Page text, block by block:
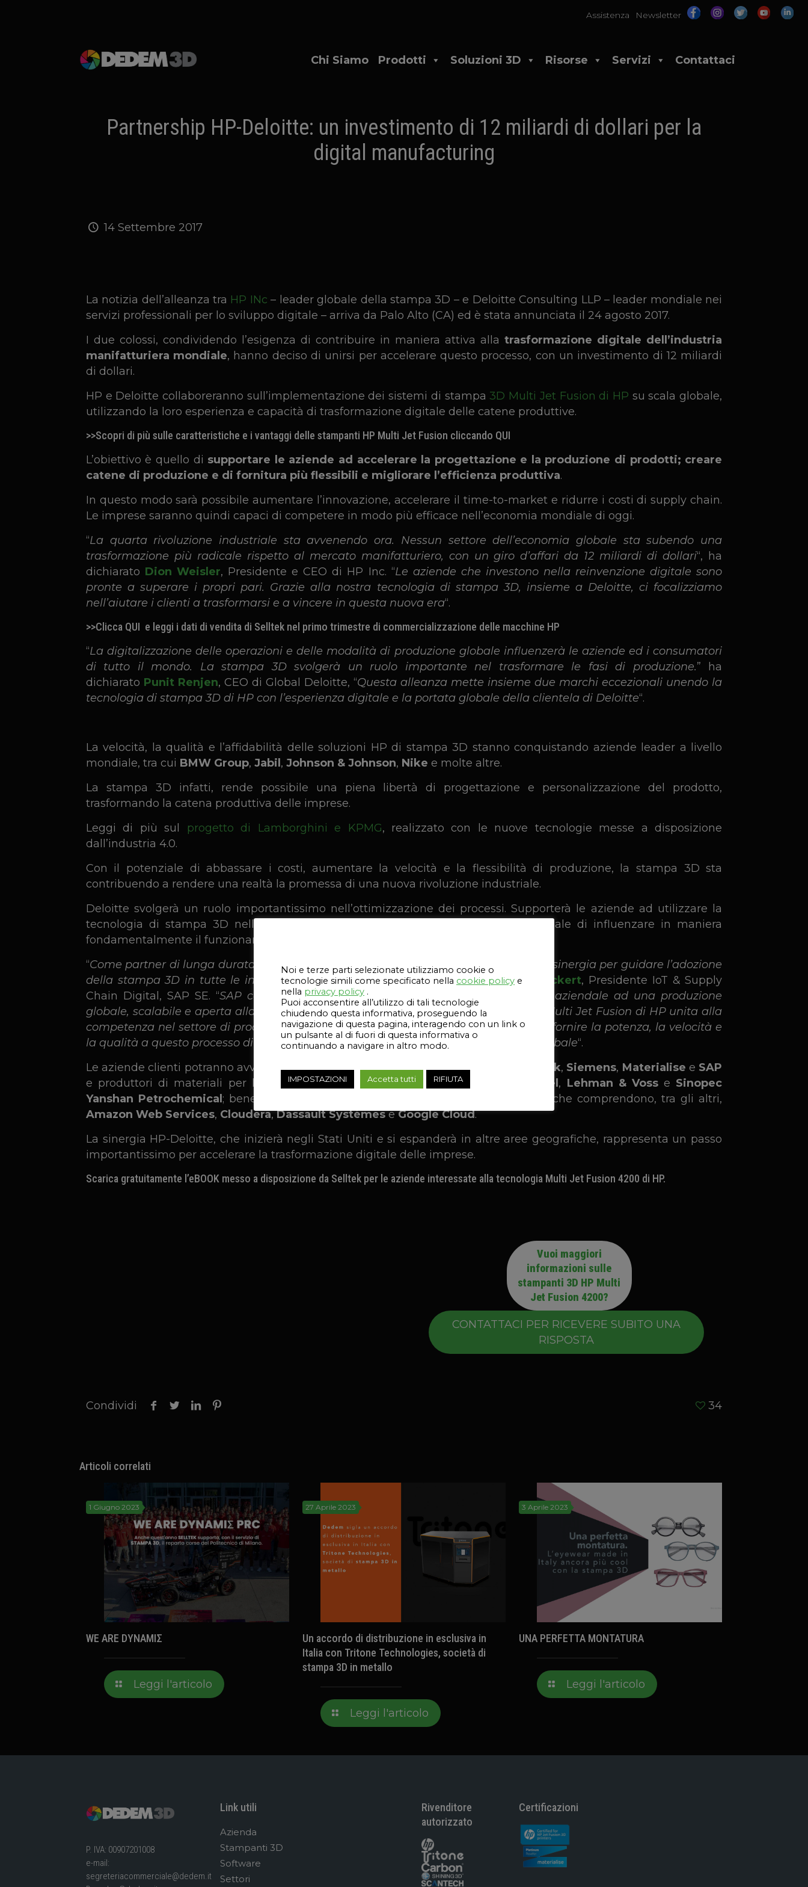
Assistenza Newsletter
Chi Siamo Prodotti Soluzioni 3D Risorse Servizi Contattaci
Partnership HP-Deloitte: un investimento di 12 miliardi di dollari per la
digital manufacturing
14 Settembre 2017
La notizia dell’alleanza tra HP INc – leader globale della stampa 3D – e Deloitte Consulting LLP – leader mondiale nei
servizi professionali per lo sviluppo digitale – arriva da Palo Alto (CA) ed è stata annunciata il 24 agosto 2017.
I due colossi, condividendo l’esigenza di contribuire in maniera attiva allatrasformazione digitale dell’industria
manifatturiera mondiale, hanno deciso di unirsi per accelerare questo processo, con un investimento di 12 miliardi
di dollari.
HP e Deloitte collaboreranno sull’implementazione dei sistemi di stampa 3D Multi Jet Fusion di HP su scala globale,
utilizzando la loro esperienza e capacità di trasformazione digitale delle catene produttive.
>>Scopri di più sulle caratteristiche e i vantaggi delle stampanti HP Multi Jet Fusion cliccando QUI
L’obiettivo è quello di supportare le aziende ad accelerare la progettazione e la produzione di prodotti; creare
catene di produzione e di fornitura più flessibili e migliorare l’efficienza produttiva.
In questo modo sarà possibile aumentare l’innovazione, accelerare il time-to-market e ridurre i costi di supply chain.
Le imprese saranno quindi capaci di competere in modo più efficace nell’economia mondiale di oggi.
“La quarta rivoluzione industriale sta avvenendo ora. Nessun settore dell’economia globale sta subendo una
trasformazione più radicale rispetto al mercato manifatturiero, con un giro d’affari da 12 miliardi di dollari“, ha
dichiarato Dion Weisler, Presidente e CEO di HP Inc. “Le aziende che investono nella reinvenzione digitale sono
pronte a superare i propri pari. Grazie alla nostra tecnologia di stampa 3D, insieme a Deloitte, ci focalizziamo
nell’aiutare i clienti a trasformarsi e a vincere in questa nuova era“.
>>Clicca QUI e leggi i dati di vendita di Selltek nel primo trimestre di commercializzazione delle macchine HP
“La digitalizzazione delle operazioni e delle modalità di produzione globale influenzerà le aziende ed i consumatori
di tutto il mondo. La stampa 3D svolgerà un ruolo importante nel trasformare le fasi di produzione.” ha
dichiarato Punit Renjen, CEO di Global Deloitte, “Questa alleanza mette insieme due marchi eccezionali unendo la
tecnologia di stampa 3D di HP con l’esperienza digitale e la portata globale della clientela di Deloitte“.
La velocità, la qualità e l’affidabilità delle soluzioni HP di stampa 3D stanno conquistando aziende leader a livello
mondiale, tra cui BMW Group, Jabil , Johnson & Johnson, Nike e molte altre.
La stampa 3D infatti, rende possibile una piena libertà di progettazione e personalizzazione del prodotto,
trasformando la catena produttiva delle imprese.
Leggi di più sul progetto di Lamborghini e KPMG, realizzato con le nuove tecnologie messe a disposizione
dall’industria 4.0.
Con il potenziale di abbassare i costi, aumentare la velocità e la flessibilità di produzione, la stampa 3D sta
contribuendo a rendere una realtà la promessa di una nuova rivoluzione industriale.
Deloitte svolgerà un ruolo importantissimo nell’ottimizzazione dei processi. Supporterà le aziende ad utilizzare la
tecnologia di stampa 3D nelle reti di supply chain. Una mossa che ha il potenziale di influenzare in maniera
fondamentalmente il funzionamento delle produzione.
“Come partner di lunga durata sia di Deloitte che di HP, siamo lieti di vedere questa sinergia per guidare l’adozione
della stampa 3D in tutte le industrie e in tutto il mondo“, ha dichiaratoTanja Rueckert, Presidente IoT & Supply
Chain Digital, SAP SE. “SAP continua ad aumentare gli sforzi per guidare la rete aziendale ad una produzione
globale, scalabile e aperta alla stampa 3D industriale. La tecnologia di stampa 3D Multi Jet Fusion di HP unita alla
competenza nel settore di produzione e alla rete mondiale di Deloitte, aiuteranno a fornire la potenza, la velocità e
la qualità a questo processo di digital transformation dell’industria manifatturiera globale“.
Le aziende clienti potranno avvalersi dell’ecosistema dei partner di HP come
Autodesk, Siemens, Materialise e SAP
e produttori di materiali per la stampa 3D, tra cuiArkema BASF, Henkel , Lehman & Vosse Sinopec
Yanshan Petrochemical ; beneficiando al contempo dei partner digitali di Deloitte che comprendono, tra gli altri,
Amazon Web Services, Cloudera,Dassault SystémeseGoogle Cloud.
La sinergia HP-Deloitte, che inizierà negli Stati Uniti e si espanderà in altre aree geografiche, rappresenta un passo
importantissimo per accelerare la trasformazione digitale delle imprese.
Scarica gratuitamente l’eBOOK messo a disposizione da Selltek per le aziende interessate alla tecnologia Multi Jet Fusion 4200 di HP.
Vuoi maggiori
informazioni sulle
stampanti 3D HP Multi
Jet Fusion 4200?
CONTATTACI PER RICEVERE SUBITO UNA
RISPOSTA
Condividi 34
Articoli correlati
1 Giugno 2023
WE ARE DYNAMIΣ
Leggi l'articolo
27 Aprile 2023
Un accordo di distribuzione in esclusiva in
Italia con Tritone Technologies, società di
stampa 3D in metallo
Leggi l'articolo
3 Aprile 2023
UNA PERFETTA MONTATURA
Leggi l'articolo
P. IVA: 00907201008
e-mail:
segreteriacommerciale@dedem.it
Link utili
Azienda
Stampanti 3D
Software
Settori
Rivenditore
autorizzato
Certificazioni
Noi e terze parti selezionate utilizziamo cookie o
tecnologie simili come specificato nella cookie policy e
nella privacy policy .
Puoi acconsentire all’utilizzo di tali tecnologie
chiudendo questa informativa, proseguendo la
navigazione di questa pagina, interagendo con un link o
un pulsante al di fuori di questa informativa o
continuando a navigare in altro modo.
IMPOSTAZIONI Accetta tutti RIFIUTA